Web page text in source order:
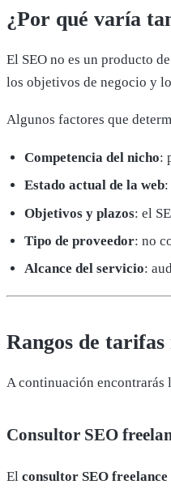
¿Por qué varía
El SEO no es un producto
los objetivos de negocio y
Algunos factores que
Competencia del nicho:
Estado actual de la web
Objetivos y plazos: el
Tipo de proveedor: no
Alcance del servicio:
Rangos de tarifas
A continuación encontrarás
Consultor SEO
El consultor SEO freelance